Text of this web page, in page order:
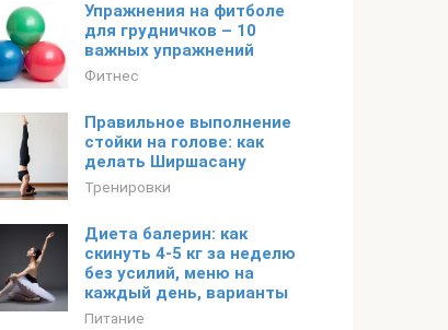
Упражнения на фитболе
для грудничков – 10
важных упражнений
Фитнес
Правильное выполнение
стойки на голове: как
делать Ширшасану
Тренировки
Диета балерин: как
скинуть 4-5 кг за неделю
без усилий, меню на
каждый день, варианты
Питание